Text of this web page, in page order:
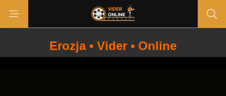
Erozja • Vider • Online